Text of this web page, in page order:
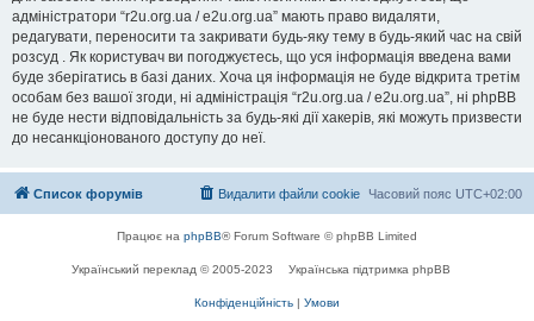
адміністратори “r2u.org.ua / e2u.org.ua” мають право видаляти,
редагувати, переносити та закривати будь-яку тему в будь-який час на свій
розсуд . Як користувач ви погоджуєтесь, що уся інформація введена вами
буде зберігатись в базі даних. Хоча ця інформація не буде відкрита третім
особам без вашої згоди, ні адміністрація “r2u.org.ua / e2u.org.ua”, ні phpBB
не буде нести відповідальність за будь-які дії хакерів, які можуть призвести
до несанкціонованого доступу до неї.
Список форумів Часовий пояс UTC+02:00
Видалити файли cookie
Працює на phpBB® Forum Software © phpBB Limited
Український переклад © 2005-2023 Українська підтримка phpBB
Конфіденційність | Умови